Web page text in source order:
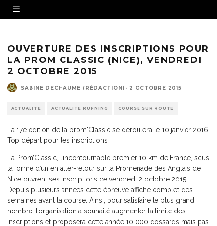
OUVERTURE DES INSCRIPTIONS POUR
LA PROM CLASSIC (NICE), VENDREDI
2 OCTOBRE 2015
SABINE DECHAUME (RÉDACTION) · 2 OCTOBRE 2015
ACTUALITÉ ACTUALITÉ RUNNING COURSE SUR ROUTE
La 17e édition de la prom'Classic se déroulera le 10 janvier 2016.
Top départ pour les inscriptions.
La Prom’Classic, l’incontournable premier 10 km de France, sous
la forme d’un en aller-retour sur la Promenade des Anglais de
Nice ouvrent ses inscriptions ce vendredi 2 octobre 2015.
Depuis plusieurs années cette épreuve affiche complet des
semaines avant la course. Ainsi, pour satisfaire le plus grand
nombre, l’organisation a souhaité augmenter la limite des
inscriptions et proposera cette année 10 000 dossards mais pas